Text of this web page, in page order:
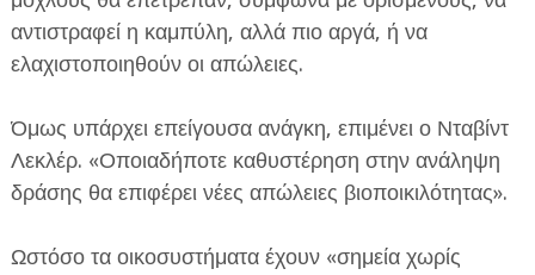
αντιστραφεί η καμπύλη, αλλά πιο αργά, ή να
ελαχιστοποιηθούν οι απώλειες.
Όμως υπάρχει επείγουσα ανάγκη, επιμένει ο Νταβίντ
Λεκλέρ. «Οποιαδήποτε καθυστέρηση στην ανάληψη
δράσης θα επιφέρει νέες απώλειες βιοποικιλότητας».
Ωστόσο τα οικοσυστήματα έχουν «σημεία χωρίς